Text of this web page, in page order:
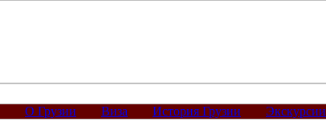
О Грузии Виза История Грузии Экскурсии